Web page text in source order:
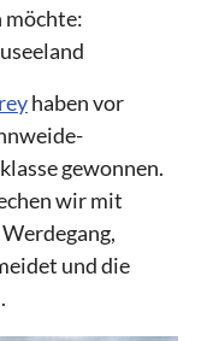
möchte:
haben vor
gewonnen.
wir mit
und die